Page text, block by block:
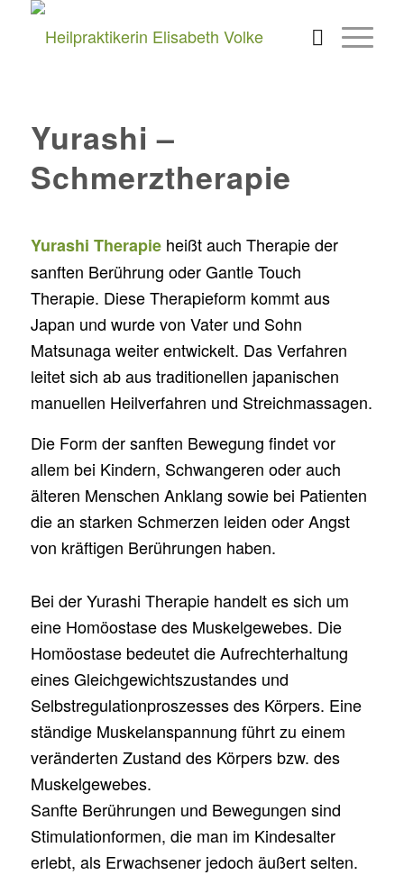
Yurashi –
Schmerztherapie
Yurashi Therapieheißt auch Therapie der
sanften Berührung oder Gantle Touch
Therapie. Diese Therapieform kommt aus
Japan und wurde von Vater und Sohn
Matsunaga weiter entwickelt. Das Verfahren
leitet sich ab aus traditionellen japanischen
manuellen Heilverfahren und Streichmassagen.
Die Form der sanften Bewegung findet vor
allem bei Kindern, Schwangeren oder auch
älteren Menschen Anklang sowie bei Patienten
die an starken Schmerzen leiden oder Angst
von kräftigen Berührungen haben.
Bei der Yurashi Therapie handelt es sich um
eine Homöostasedes Muskelgewebes. Die
Homöostase bedeutet die Aufrechterhaltung
eines Gleichgewichtszustandes und
Selbstregulationproszesses des Körpers. Eine
ständige Muskelanspannung führt zu einem
veränderten Zustand des Körpers bzw. des
Muskelgewebes.
Sanfte Berührungen und Bewegungen sind
Stimulationformen, die man im Kindesalter
erlebt, als Erwachsener jedoch äußert selten.